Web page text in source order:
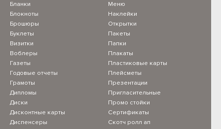
Бланки
Блокноты
Брошюры
Буклеты
Визитки
Воблеры
Газеты
Годовые отчеты
Грамоты
Дипломы
Диски
Дисконтные карты
Диспенсеры
Меню
Наклейки
Открытки
Пакеты
Папки
Плакаты
Пластиковые карты
Плейсметы
Презентации
Пригласительные
Промо стойки
Сертификаты
Скотч ролл ап